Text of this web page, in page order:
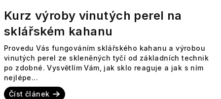
Kurz výroby vinutých perel na
sklářském kahanu
Provedu Vás fungováním sklářského kahanu a výrobou
vinutých perel ze skleněných tyčí od základních technik
po zdobné. Vysvětlím Vám, jak sklo reaguje a jak s ním
nejlépe...
Číst článek